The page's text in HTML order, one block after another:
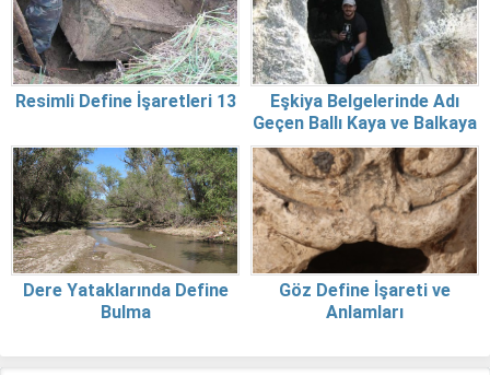
Resimli Define İşaretleri 13
Eşkiya Belgelerinde Adı
Geçen Ballı Kaya ve Balkaya
Dere Yataklarında Define
Bulma
Göz Define İşareti ve
Anlamları